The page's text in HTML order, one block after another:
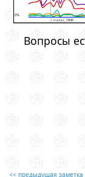
Вопросы
<< предыдущая заметка